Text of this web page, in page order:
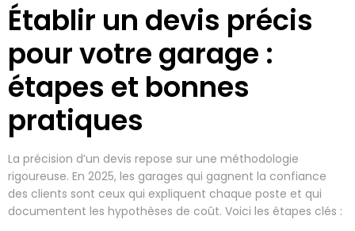
Établir un devis précis
pour votre garage :
étapes et bonnes
pratiques
La précision d’un devis repose sur une méthodologie
rigoureuse. En 2025, les garages qui gagnent la confiance
des clients sont ceux qui expliquent chaque poste et qui
documentent les hypothèses de coût. Voici les étapes clés :